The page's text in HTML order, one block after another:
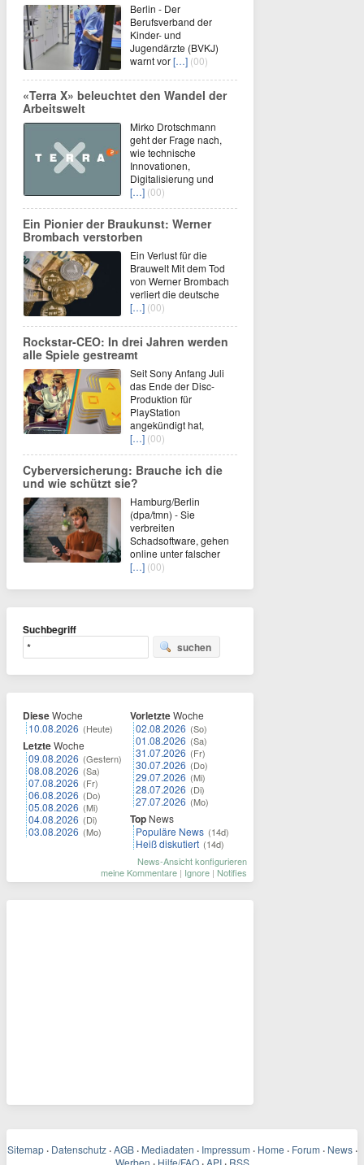
Berlin - Der
Berufsverband der
Kinder- und
Jugendärzte (BVKJ)
warnt vor[…] (00)
«Terra X» beleuchtet den Wandel der
Arbeitswelt
Mirko Drotschmann
geht der Frage nach,
wie technische
Innovationen,
Digitalisierung und
[…] (00)
Ein Pionier der Braukunst: Werner
Brombach verstorben
Ein Verlust für die
Brauwelt Mit dem Tod
von Werner Brombach
verliert die deutsche
[…] (00)
Rockstar-CEO: In drei Jahren werden
alle Spiele gestreamt
Seit Sony Anfang Juli
das Ende der Disc-
Produktion für
PlayStation
angekündigt hat,
[…] (00)
Cyberversicherung: Brauche ich die
und wie schützt sie?
Hamburg/Berlin
(dpa/tmn) - Sie
verbreiten
Schadsoftware, gehen
online unter falscher
[…] (00)
Suchbegriff
suchen
DieseWoche
10.08.2026 (Heute)
LetzteWoche
09.08.2026 (Gestern)
08.08.2026 (Sa)
07.08.2026 (Fr)
06.08.2026 (Do)
05.08.2026 (Mi)
04.08.2026 (Di)
03.08.2026 (Mo)
VorletzteWoche
02.08.2026 (So)
01.08.2026 (Sa)
31.07.2026 (Fr)
30.07.2026 (Do)
29.07.2026 (Mi)
28.07.2026 (Di)
27.07.2026 (Mo)
Top News
Populäre News (14d)
Heiß diskutiert (14d)
News-Ansicht konfigurieren
meine Kommentare | Ignore | Notifies
Sitemap · Datenschutz · AGB · Mediadaten · Impressum · Home · Forum · News ·
Werben Hilfe/FAQ API RSS